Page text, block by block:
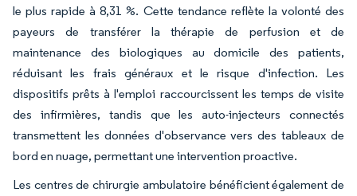
le plus rapide à 8,31 %. Cette tendance reflète la volonté des
payeurs de transférer la thérapie de perfusion et de
maintenance des biologiques au domicile des patients,
réduisant les frais généraux et le risque d'infection. Les
dispositifs prêts à l'emploi raccourcissent les temps de visite
des infirmières, tandis que les auto-injecteurs connectés
transmettent les données d'observance vers des tableaux de
bord en nuage, permettant une intervention proactive.
Les centres de chirurgie ambulatoire bénéficient également de